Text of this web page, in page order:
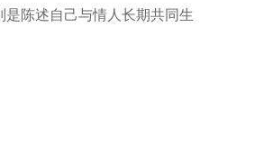
陈述自己与情人长期共同生